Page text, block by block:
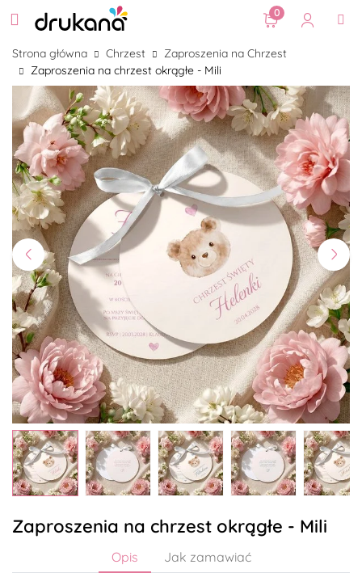
0
Strona główna Chrzest
Zaproszenia na Chrzest
Zaproszenia na chrzest okrągłe - Mili
Zaproszenia na chrzest okrągłe - Mili
Opis Jak zamawiać